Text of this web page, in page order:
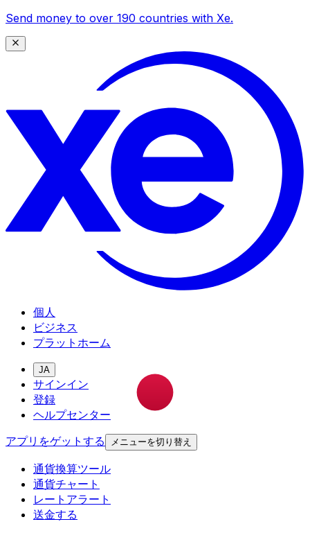
Send money to over 190 countries with Xe.
個人
ビジネス
プラットホーム
JA
サインイン
登録
ヘルプセンター
アプリをゲットする
メニューを切り替え
通貨換算ツール
通貨チャート
レートアラート
送金する